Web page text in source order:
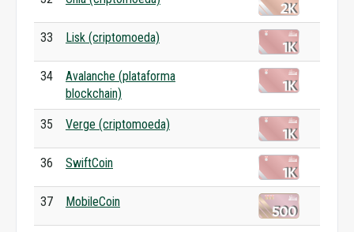
33 Lisk (criptomoeda)
34
Avalanche (plataforma
blockchain)
35 Verge (criptomoeda)
36 SwiftCoin
37 MobileCoin